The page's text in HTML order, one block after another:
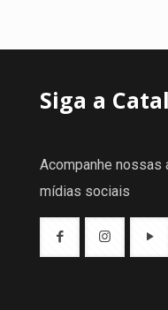
Siga a
Acompanhe nossas
mídias sociais